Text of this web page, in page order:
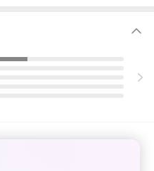
色味などが違って見えたりす
い、小さな汚れ、キズなど